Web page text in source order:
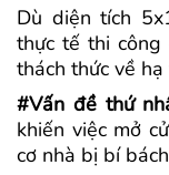
Dù diện tích
thực tế thi công
thách thức về
#Vấn đề thứ
khiến việc mở
cơ nhà bị bí